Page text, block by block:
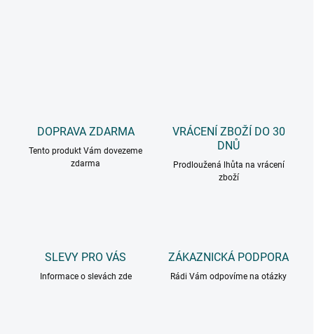
DOPRAVA ZDARMA
Tento produkt Vám dovezeme
zdarma
VRÁCENÍ ZBOŽÍ DO 30
DNŮ
Prodloužená lhůta na vrácení
zboží
SLEVY PRO VÁS
Informace o slevách zde
ZÁKAZNICKÁ PODPORA
Rádi Vám odpovíme na otázky